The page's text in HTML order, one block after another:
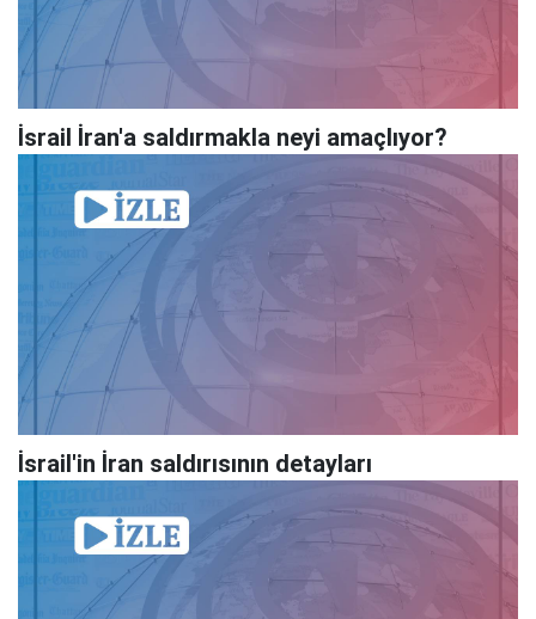
İsrail İran'a saldırmakla neyi amaçlıyor?
İsrail'in İran saldırısının detayları